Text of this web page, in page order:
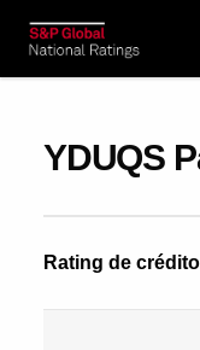
YDUQS
Rating de